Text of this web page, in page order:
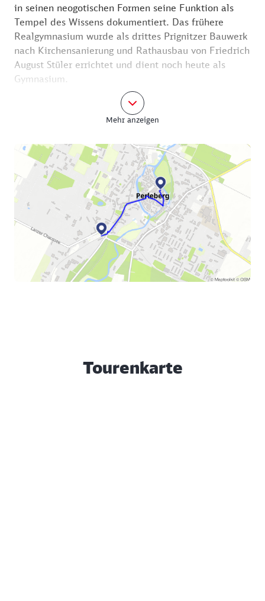
in seinen neogotischen Formen seine Funktion als
Tempel des Wissens dokumentiert. Das frühere
Realgymnasium wurde als drittes Prignitzer Bauwerk
nach Kirchensanierung und Rathausbau von Friedrich
August Stüler errichtet und dient noch heute als
Gymnasium.
Die Puschkinstraße geht über in die Mühlenstraße,
und durch sie gelangen Sie zum Hotel „Deutscher
Am Hotel kreuzen sich Mühlenstraße und
Bäckerstraße.
Der Schuhmarkt ist der Abschluss dieses Rundgangs.
Die Bauten stammen aus unterschiedlichen Epochen.
Da wäre das stattliche dreigeschossige
Geschäftshaus am Ende der Bäckerstraße, dann
bescheidene Bürgerhäuser aus dem 19. Jahrhundert
und das ins Auge springende Fachwerkhaus am
Schuhmarkt Nr. 1. Es wurde im 16. Jahrhundert
- wie auf dem Hinweg - zurück zum Bahnhof.
Mehr anzeigen
Tourenkarte